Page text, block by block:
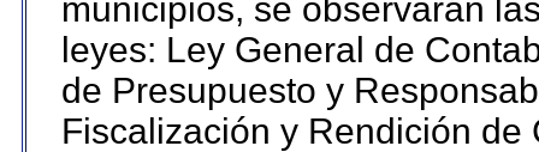
municipios, se observarán
leyes: Ley General de
de Presupuesto y
Fiscalización y Rendición